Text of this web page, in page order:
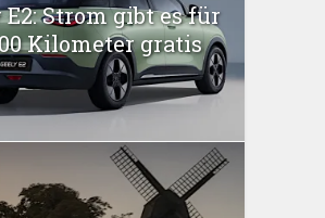
E2: Strom gibt es für
Kilometer gratis